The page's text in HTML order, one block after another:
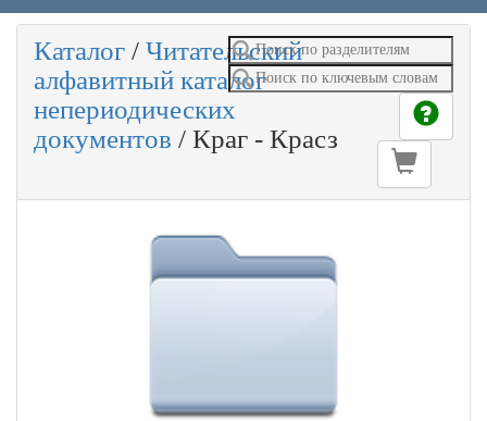
Каталог / Читательский
алфавитный каталог
непериодических
документов / Краг - Красз